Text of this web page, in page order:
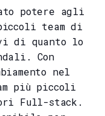
potere agli
team di
di quanto lo
Con
nel
più piccoli
Full-stack.